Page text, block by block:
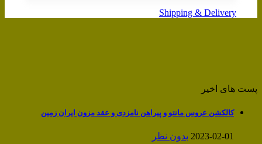
Shipping & Delivery
پست های اخیر
کالکشن عروس مانتو و پیراهن نامزدی و عقد مزون ایران زمین
2023-02-01 بدون نظر